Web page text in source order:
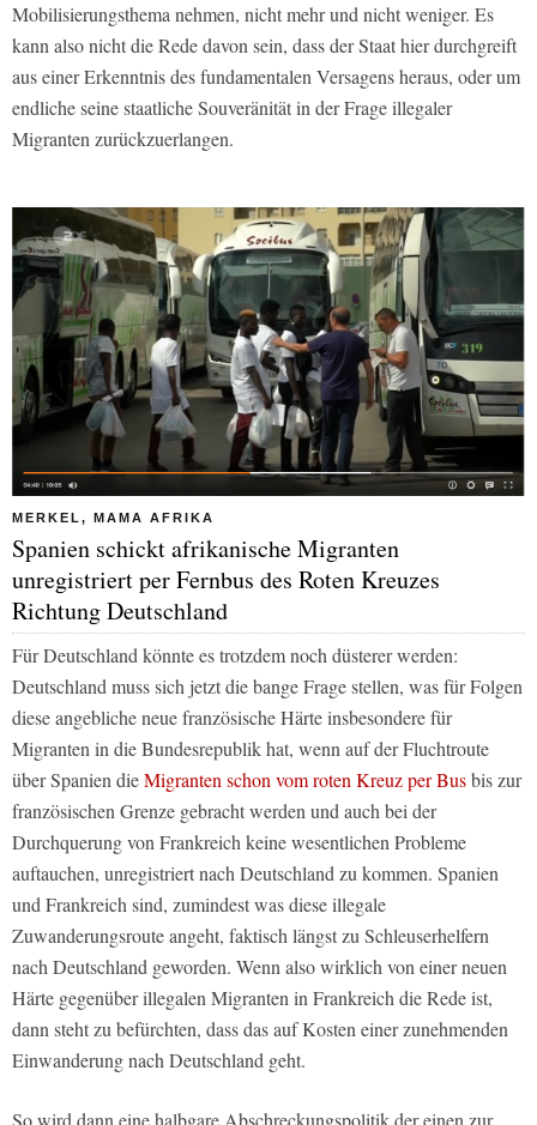
Mobilisierungsthema nehmen, nicht mehr und nicht weniger. Es
kann also nicht die Rede davon sein, dass der Staat hier durchgreift
aus einer Erkenntnis des fundamentalen Versagens heraus, oder um
endliche seine staatliche Souveränität in der Frage illegaler
Migranten zurückzuerlangen.
MERKEL, MAMA AFRIKA
Spanien schickt afrikanische Migranten
unregistriert per Fernbus des Roten Kreuzes
Richtung Deutschland
Für Deutschland könnte es trotzdem noch düsterer werden:
Deutschland muss sich jetzt die bange Frage stellen, was für Folgen
diese angebliche neue französische Härte insbesondere für
Migranten in die Bundesrepublik hat, wenn auf der Fluchtroute
über Spanien dieMigranten schon vom roten Kreuz per Busbis zur
französischen Grenze gebracht werden und auch bei der
Durchquerung von Frankreich keine wesentlichen Probleme
auftauchen, unregistriert nach Deutschland zu kommen. Spanien
und Frankreich sind, zumindest was diese illegale
Zuwanderungsroute angeht, faktisch längst zu Schleuserhelfern
nach Deutschland geworden. Wenn also wirklich von einer neuen
Härte gegenüber illegalen Migranten in Frankreich die Rede ist,
dann steht zu befürchten, dass das auf Kosten einer zunehmenden
Einwanderung nach Deutschland geht.
So wird dann eine halbgare Abschreckungspolitik der einen zur